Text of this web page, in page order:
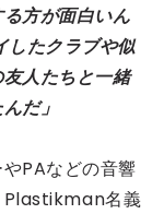
方が面白いん
したクラブや似
人たちと一緒
だ」
PAなどの音響
Plastikman名義